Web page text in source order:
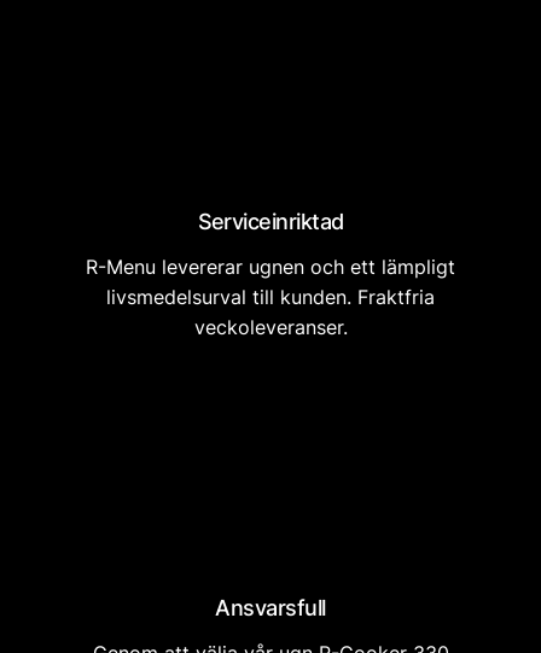
Serviceinriktad
R-Menu levererar ugnen och ett lämpligt
livsmedelsurval till kunden. Fraktfria
veckoleveranser.
Ansvarsfull